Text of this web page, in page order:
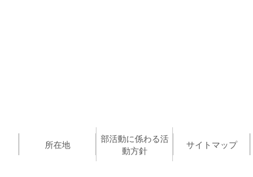
所在地
部活動に係わる活
動方針
サイトマップ